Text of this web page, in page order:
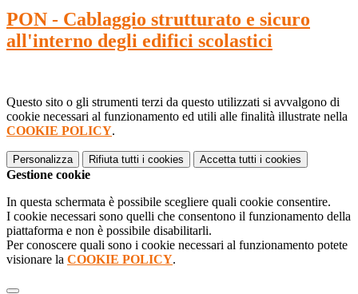
PON - Cablaggio strutturato e sicuro
all'interno degli edifici scolastici
Questo sito o gli strumenti terzi da questo utilizzati si avvalgono di
cookie necessari al funzionamento ed utili alle finalità illustrate nella
COOKIE POLICY.
Personalizza Rifiuta tutti i cookies Accetta tutti i cookies
Gestione cookie
In questa schermata è possibile scegliere quali cookie consentire.
I cookie necessari sono quelli che consentono il funzionamento della
piattaforma e non è possibile disabilitarli.
Per conoscere quali sono i cookie necessari al funzionamento potete
visionare la COOKIE POLICY.